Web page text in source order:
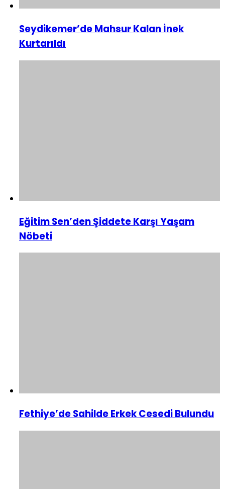
Seydikemer’de Mahsur Kalan İnek
Kurtarıldı
Eğitim Sen’den Şiddete Karşı Yaşam
Nöbeti
Fethiye’de Sahilde Erkek Cesedi Bulundu